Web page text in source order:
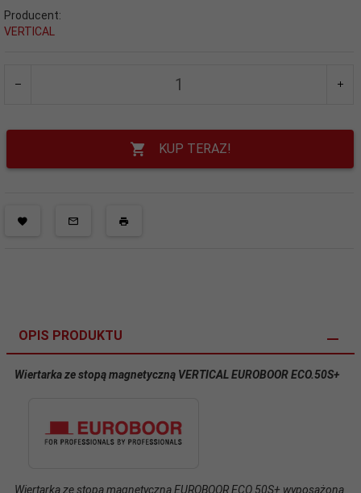
Producent:
VERTICAL
KUP TERAZ!
OPIS PRODUKTU
Wiertarka ze stopą magnetyczną VERTICAL EUROBOOR ECO.50S+
Wiertarka ze stopą magnetyczną EUROBOOR ECO.50S+ wyposażona